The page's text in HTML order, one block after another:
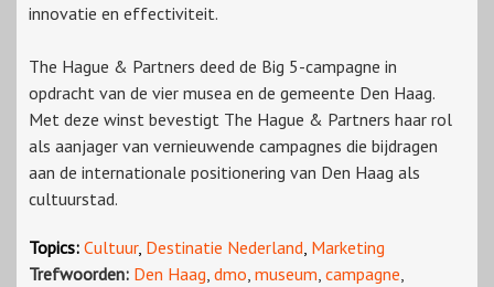
innovatie en effectiviteit.
The Hague & Partners deed de Big 5-campagne in
opdracht van de vier musea en de gemeente Den Haag.
Met deze winst bevestigt The Hague & Partners haar rol
als aanjager van vernieuwende campagnes die bijdragen
aan de internationale positionering van Den Haag als
cultuurstad.
Topics: Cultuur, Destinatie Nederland, Marketing
Trefwoorden: Den Haag, dmo, museum, campagne,